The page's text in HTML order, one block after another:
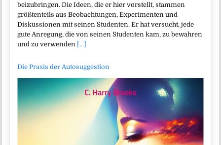
beizubringen. Die Ideen, die er hier vorstellt, stammen
größtenteils aus Beobachtungen, Experimenten und
Diskussionen mit seinen Studenten. Er hat versucht, jede
gute Anregung, die von seinen Studenten kam, zu bewahren
und zu verwenden
[...]
Die Praxis der Autosuggestion